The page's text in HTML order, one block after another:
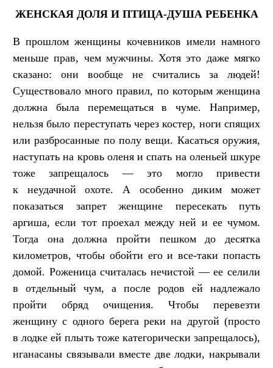
ЖЕНСКАЯ ДОЛЯ И ПТИЦА-ДУША РЕБЕНКА
В прошлом женщины кочевников имели намного
меньше прав, чем мужчины. Хотя это даже мягко
сказано: они вообще не считались за людей!
Существовало много правил, по которым женщина
должна была перемещаться в чуме. Например,
нельзя было переступать через костер, ноги спящих
или разбросанные по полу вещи. Касаться оружия,
наступать на кровь оленя и спать на оленьей шкуре
тоже запрещалось — это могло привести
к неудачной охоте. А особенно диким может
показаться запрет женщине пересекать путь
аргиша, если тот проехал между ней и ее чумом.
Тогда она должна пройти пешком до десятка
километров, чтобы обойти его и все-таки попасть
домой. Роженица считалась нечистой — ее селили
в отдельный чум, а после родов ей надлежало
пройти обряд очищения. Чтобы перевезти
женщину с одного берега реки на другой (просто
в лодке ей плыть тоже категорически запрещалось),
нганасаны связывали вместе две лодки, накрывали